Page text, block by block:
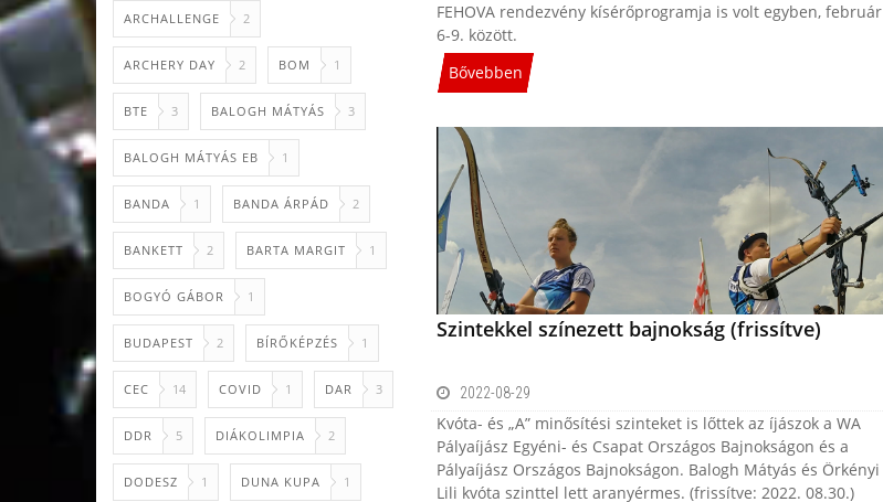
ARCHALLENGE 2
ARCHERY DAY 2 BOM 1
BTE 3 BALOGH MÁTYÁS 3
BALOGH MÁTYÁS EB 1
BANDA 1 BANDA ÁRPÁD 2
BANKETT 2 BARTA MARGIT 1
BOGYÓ GÁBOR 1
BUDAPEST 2 BÍRŐKÉPZÉS 1
CEC 14 COVID 1 DAR 3
DDR 5 DIÁKOLIMPIA 2
DODESZ 1 DUNA KUPA 1
FEHOVA rendezvény kísérőprogramja is volt egyben, február
6-9. között.
Bővebben
Szintekkel színezett bajnokság (frissítve)
2022-08-29
Kvóta- és „A” minősítési szinteket is lőttek az íjászok a WA
Pályaíjász Egyéni- és Csapat Országos Bajnokságon és a
Pályaíjász Országos Bajnokságon. Balogh Mátyás és Örkényi
Lili kvóta szinttel lett aranyérmes. (frissítve: 2022. 08.30.)